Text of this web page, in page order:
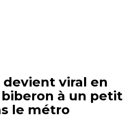
viral en
à un petit
le métro